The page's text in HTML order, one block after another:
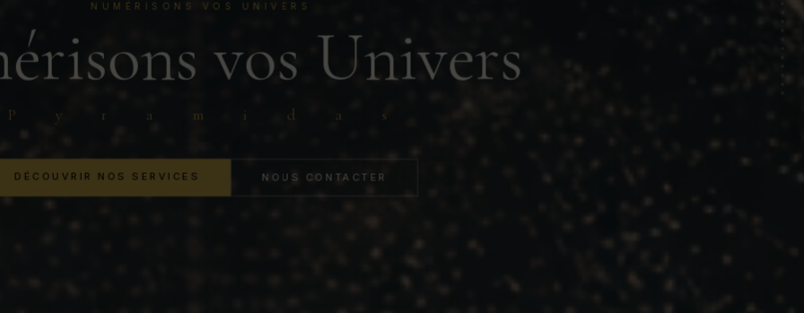
NUMÉRISONS VOS UNIVERS
vos Univers
P y r a m i d a s
DÉCOUVRIR NOS SERVICES NOUS CONTACTER